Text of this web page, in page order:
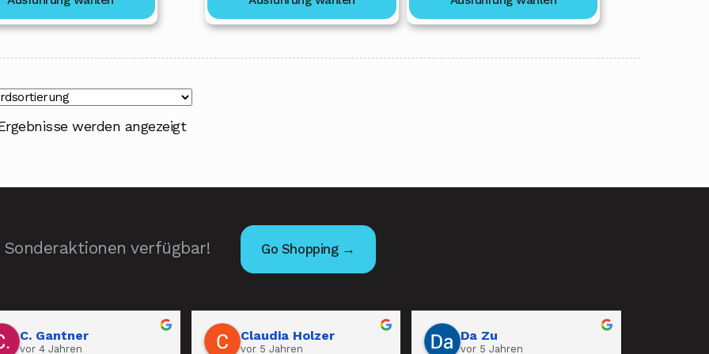
196,00 €
160,00 €
werden angezeigt
Sonderaktionen verfügbar! Go Shopping →
C. Gantner
vor 4 Jahren
Claudia Holzer
vor 5 Jahren
Da Zu
vor 5 Jahren